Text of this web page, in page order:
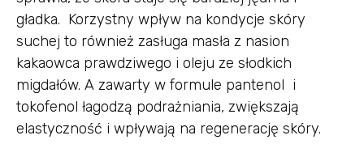
gładka. Korzystny wpływ na kondycje skóry
suchej to również zasługa masła z nasion
kakaowca prawdziwego i oleju ze słodkich
migdałów. A zawarty w formule pantenol i
tokofenol łagodzą podrażniania, zwiększają
elastyczność i wpływają na regenerację skóry.